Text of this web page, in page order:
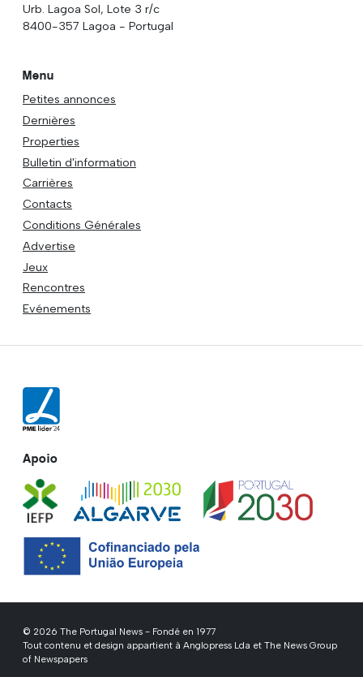
Urb. Lagoa Sol, Lote 3 r/c
8400-357 Lagoa - Portugal
Menu
Petites annonces
Dernières
Properties
Bulletin d'information
Carrières
Contacts
Conditions Générales
Advertise
Jeux
Rencontres
Evénements
Apoio
© 2026 The Portugal News - Fondé en 1977
Tout contenu et design appartient à Anglopress Lda et The News Group
of Newspapers